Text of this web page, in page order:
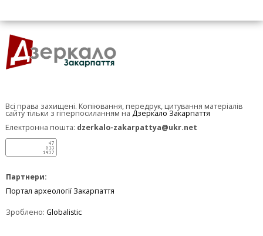
Всі права захищені. Копіювання, передрук, цитування матеріалів
сайту тільки з гіперпосиланням на Дзеркало Закарпаття
Електронна пошта: dzerkalo-zakarpattya@ukr.net
Партнери:
Портал археології Закарпаття
Зроблено: Globalistic